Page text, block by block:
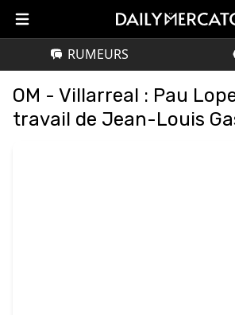
RUMEURS
OM - Villarreal : Pau
travail de Jean-Louis